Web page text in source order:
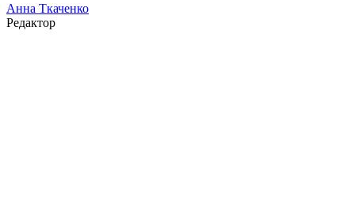
Анна Ткаченко
Редактор